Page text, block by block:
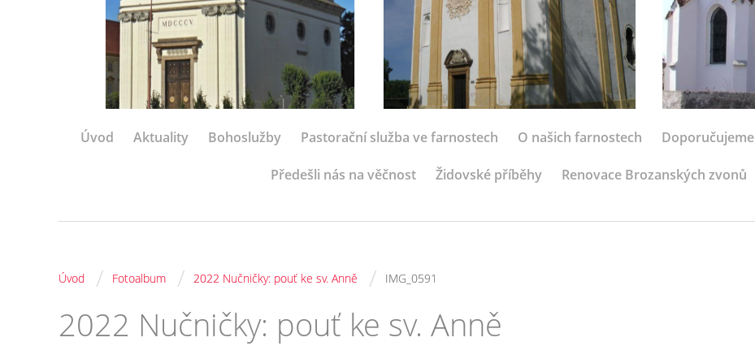
Úvod Aktuality Bohoslužby Pastorační služba ve farnostech O našich farnostech Doporučujeme
Předešli nás na věčnost Židovské příběhy Renovace Brozanských zvonů
Úvod / Fotoalbum / 2022 Nučničky: pouť ke sv. Anně / IMG_0591
2022 Nučničky: pouť ke sv. Anně